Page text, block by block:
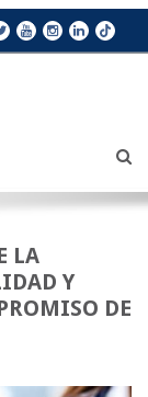
LA
Y
DE